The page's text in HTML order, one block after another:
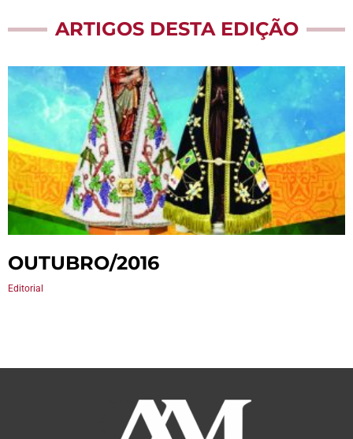
ARTIGOS DESTA EDIÇÃO
OUTUBRO/2016
Editorial